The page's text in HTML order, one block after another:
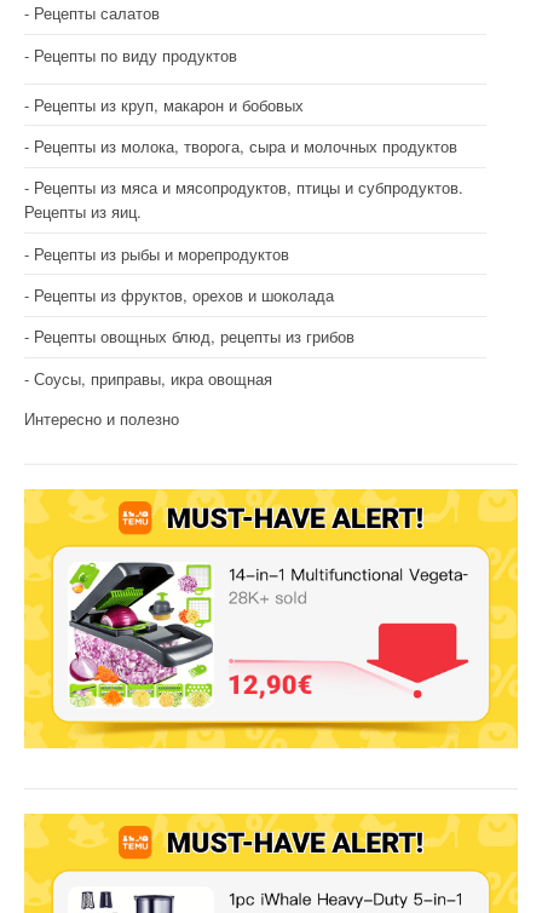
Рецепты салатов
Рецепты по виду продуктов
Рецепты из круп, макарон и бобовых
Рецепты из молока, творога, сыра и молочных продуктов
Рецепты из мяса и мясопродуктов, птицы и субпродуктов.
Рецепты из яиц.
Рецепты из рыбы и морепродуктов
Рецепты из фруктов, орехов и шоколада
Рецепты овощных блюд, рецепты из грибов
Соусы, приправы, икра овощная
Интересно и полезно